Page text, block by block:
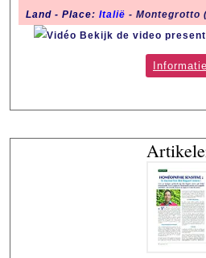
Land - Place: Italië - Montegrotto
Bekijk de video
Informatie